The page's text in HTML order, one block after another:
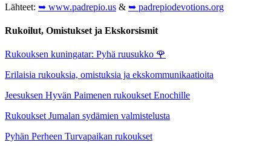
Lähteet: ➥ www.padrepio.us & ➥ padrepiodevotions.org
Rukoilut, Omistukset ja Ekskorsismit
Rukouksen kuningatar: Pyhä ruusukko 🌹
Erilaisia rukouksia, omistuksia ja ekskommunikaatioita
Jeesuksen Hyvän Paimenen rukoukset Enochille
Rukoukset Jumalan sydämien valmistelusta
Pyhän Perheen Turvapaikan rukoukset